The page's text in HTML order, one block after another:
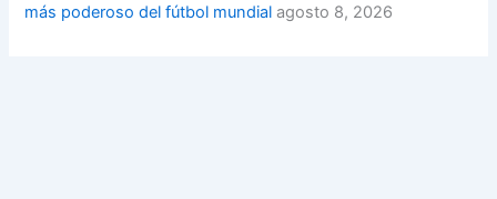
más poderoso del fútbol mundial agosto 8, 2026